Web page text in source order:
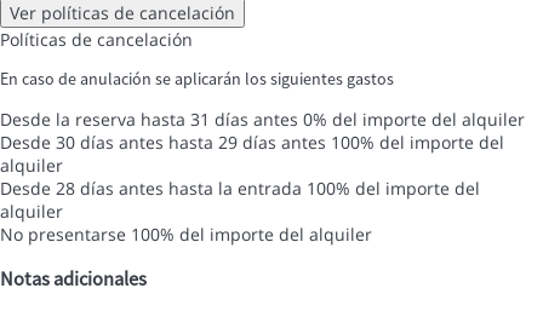
Ver políticas de cancelación
Políticas de cancelación
En caso de anulación se aplicarán los siguientes gastos
Desde la reserva hasta 31 días antes 0% del importe del alquiler
Desde 30 días antes hasta 29 días antes 100% del importe del
alquiler
Desde 28 días antes hasta la entrada 100% del importe del
alquiler
No presentarse 100% del importe del alquiler
Notas adicionales